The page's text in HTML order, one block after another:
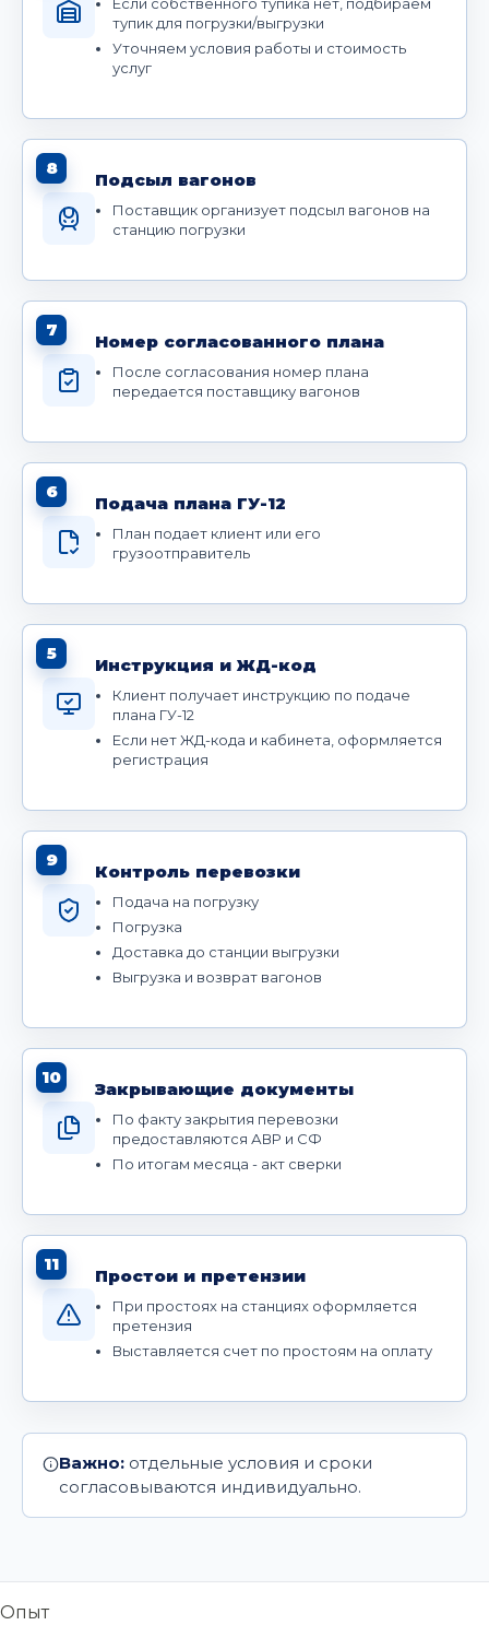
тупик для погрузки/выгрузки
Уточняем условия работы и стоимость
услуг
8
Подсыл вагонов
Поставщик организует подсыл вагонов на
станцию погрузки
7
Номер согласованного плана
После согласования номер плана
передается поставщику вагонов
6
Подача плана ГУ-12
План подает клиент или его
грузоотправитель
5
Инструкция и ЖД-код
Клиент получает инструкцию по подаче
плана ГУ-12
Если нет ЖД-кода и кабинета, оформляется
регистрация
9
Контроль перевозки
Подача на погрузку
Погрузка
Доставка до станции выгрузки
Выгрузка и возврат вагонов
10
Закрывающие документы
По факту закрытия перевозки
предоставляются АВР и СФ
По итогам месяца - акт сверки
11
Простои и претензии
При простоях на станциях оформляется
претензия
Выставляется счет по простоям на оплату
Важно: отдельные условия и сроки
согласовываются индивидуально.
Опыт